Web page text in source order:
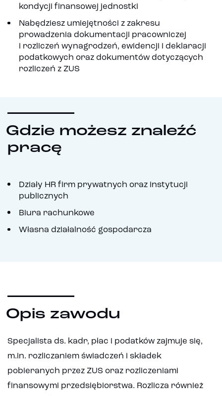
kondycji finansowej jednostki
Nabędziesz umiejętności z zakresu
prowadzenia dokumentacji pracowniczej
i rozliczeń wynagrodzeń, ewidencji i deklaracji
podatkowych oraz dokumentów dotyczących
rozliczeń z ZUS
Gdzie możesz znaleźć
pracę
Działy HR firm prywatnych oraz instytucji
publicznych
Biura rachunkowe
Własna działalność gospodarcza
Opis zawodu
Specjalista ds. kadr, płac i podatków zajmuje się,
m.in. rozliczaniem świadczeń i składek
pobieranych przez ZUS oraz rozliczeniami
finansowymi przedsiębiorstwa. Rozlicza również